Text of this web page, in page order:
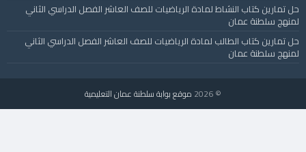
حل تمارين كتاب النشاط لمادة الرياضيات للصف العاشر الفصل الدراسي الثاني
لمنهج سلطنة عمان
حل تمارين كتاب الطالب لمادة الرياضيات للصف العاشر الفصل الدراسي الثاني
لمنهج سلطنة عمان
© 2026 موقع بوابة سلطنة عمان التعليمية